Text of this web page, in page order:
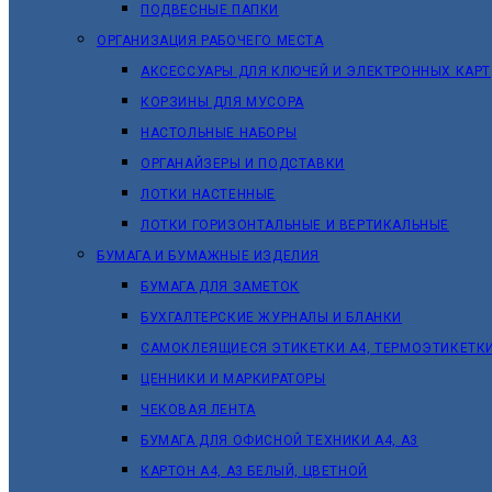
ПОДВЕСНЫЕ ПАПКИ
ОРГАНИЗАЦИЯ РАБОЧЕГО МЕСТА
АКСЕССУАРЫ ДЛЯ КЛЮЧЕЙ И ЭЛЕКТРОННЫХ КАРТ
КОРЗИНЫ ДЛЯ МУСОРА
НАСТОЛЬНЫЕ НАБОРЫ
ОРГАНАЙЗЕРЫ И ПОДСТАВКИ
ЛОТКИ НАСТЕННЫЕ
ЛОТКИ ГОРИЗОНТАЛЬНЫЕ И ВЕРТИКАЛЬНЫЕ
БУМАГА И БУМАЖНЫЕ ИЗДЕЛИЯ
БУМАГА ДЛЯ ЗАМЕТОК
БУХГАЛТЕРСКИЕ ЖУРНАЛЫ И БЛАНКИ
САМОКЛЕЯЩИЕСЯ ЭТИКЕТКИ А4,
ЦЕННИКИ И МАРКИРАТОРЫ
ЧЕКОВАЯ ЛЕНТА
БУМАГА ДЛЯ ОФИСНОЙ ТЕХНИКИ А4, А3
КАРТОН А4, А3 БЕЛЫЙ, ЦВЕТНОЙ